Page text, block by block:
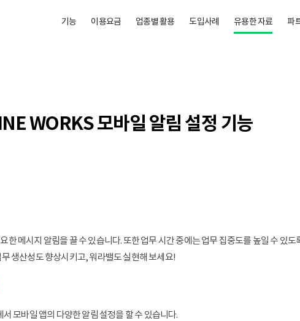
기능 이용요금 업종별 활용 도입사례 유용한 자료 파
WORKS 모바일 알림 설정 기능
한 메시지 알림을 끌 수 있습니다. 또한 업무 시간 중에는 업무 집중도를 높일 수 있
생산성도 향상시키고, 워라밸도 실현해 보세요!
모바일 앱의 다양한 알림 설정을 할 수 있습니다.